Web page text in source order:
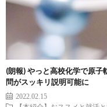
(朗報) やっと高校化学で原
問がスッキリ説明可能に
2022.02.15